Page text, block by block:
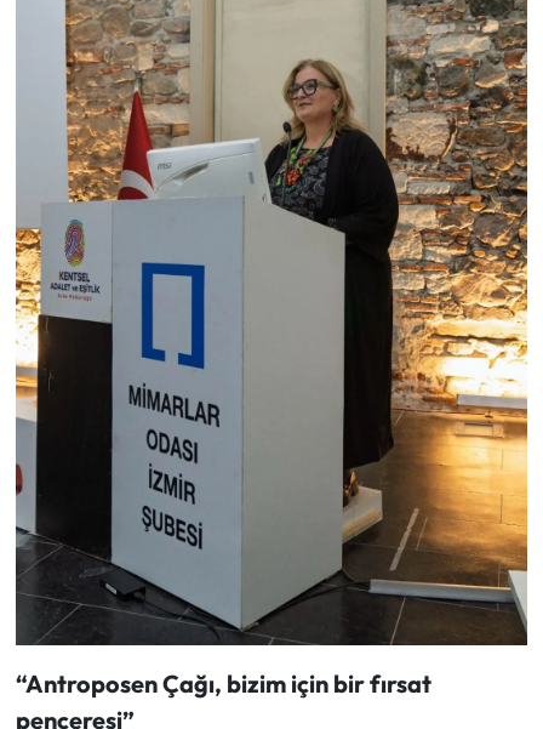
“Antroposen Çağı, bizim için bir fırsat
penceresi”